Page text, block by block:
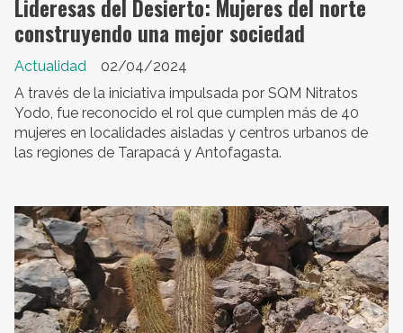
Lideresas del Desierto: Mujeres del norte
construyendo una mejor sociedad
Actualidad
02/04/2024
A través de la iniciativa impulsada por SQM Nitratos
Yodo, fue reconocido el rol que cumplen más de 40
mujeres en localidades aisladas y centros urbanos de
las regiones de Tarapacá y Antofagasta.